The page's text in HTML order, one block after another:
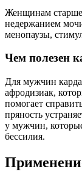
Женщинам старше
недержанием
менопаузы,
Чем полезен
Для мужчин
афродизиак,
помогает
пряность
у мужчин,
бессилия.